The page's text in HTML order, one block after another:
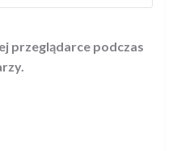
przeglądarce podczas